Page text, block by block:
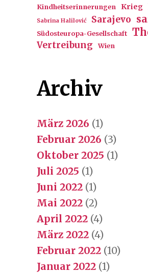
Kindheitserinnerungen Krieg
Sabrina Halilović Sarajevo
Südosteuropa-Gesellschaft
Vertreibung Wien
Archiv
März 2026 (1)
Februar 2026 (3)
Oktober 2025 (1)
Juli 2025 (1)
Juni 2022 (1)
Mai 2022 (2)
April 2022 (4)
März 2022 (4)
Februar 2022 (10)
Januar 2022 (1)